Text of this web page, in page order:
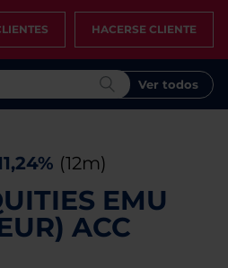
HACERSE CLIENTE
Ver todos
(12m)
EMU
ACC